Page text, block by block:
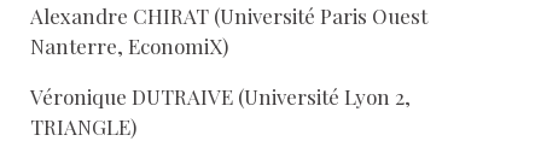
Alexandre CHIRAT (Université Paris Ouest
Nanterre, EconomiX)
Véronique DUTRAIVE (Université Lyon 2,
TRIANGLE)